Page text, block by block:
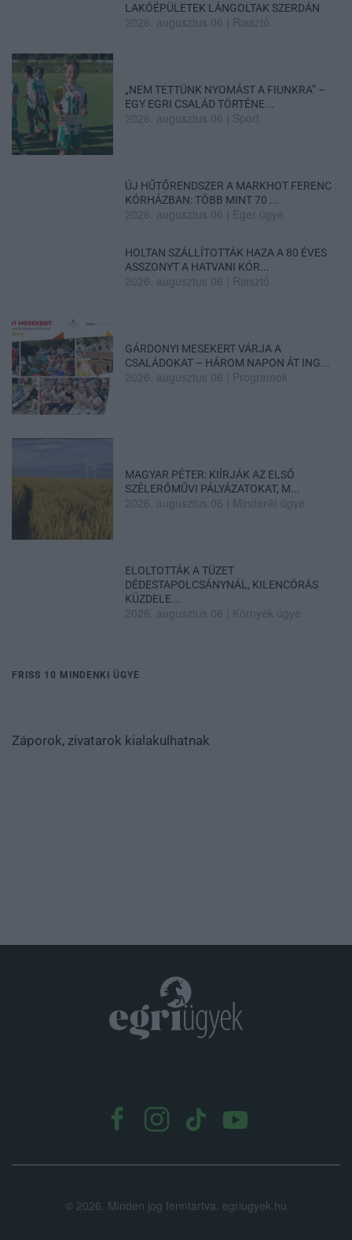
LAKÓÉPÜLETEK LÁNGOLTAK SZERDÁN
2026. augusztus 06 Riasztó
„NEM TETTÜNK NYOMÁST A FIUNKRA” –
EGY EGRI CSALÁD TÖRTÉNE...
2026. augusztus 06 Sport
ÚJ HŰTŐRENDSZER A MARKHOT FERENC
KÓRHÁZBAN: TÖBB MINT 70 ...
2026. augusztus 06 Eger ügye
HOLTAN SZÁLLÍTOTTÁK HAZA A 80 ÉVES
ASSZONYT A HATVANI KÓR...
2026. augusztus 06 Riasztó
GÁRDONYI MESEKERT VÁRJA A
CSALÁDOKAT – HÁROM NAPON ÁT ING...
2026. augusztus 06 Programok
MAGYAR PÉTER: KIÍRJÁK AZ ELSŐ
SZÉLERŐMŰVI PÁLYÁZATOKAT, M...
2026. augusztus 06 Mindenki ügye
ELOLTOTTÁK A TÜZET
DÉDESTAPOLCSÁNYNÁL, KILENCÓRÁS
KÜZDELE...
2026. augusztus 06 Környék ügye
FRISS 10 MINDENKI ÜGYE
Záporok, zivatarok kialakulhatnak
© 2026. Minden jog fenntartva. egriugyek.hu